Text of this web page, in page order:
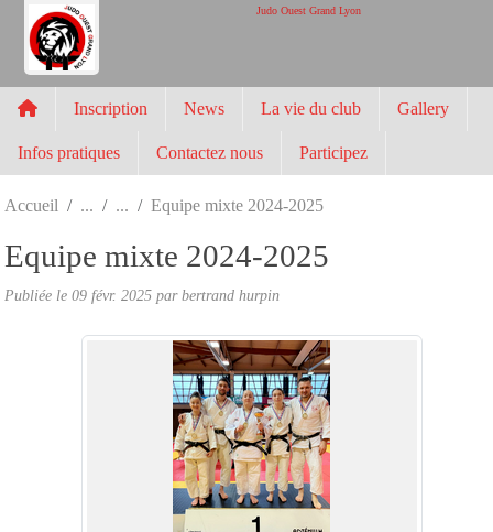
Judo Ouest Grand Lyon
Inscription News La vie du club Gallery
Infos pratiques Contactez nous Participez
Accueil Equipe mixte 2024-2025
Equipe mixte 2024-2025
Publiée le 09 févr. 2025 parbertrand hurpin
Panneau de gestion des cookies